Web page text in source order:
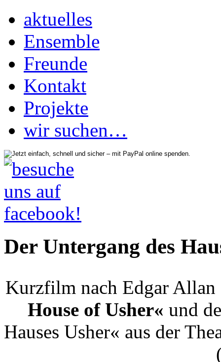
aktuelles
Ensemble
Freunde
Kontakt
Projekte
wir suchen…
Der Untergang des
Kurzfilm nach Edgar
House of Usher« und
Hauses Usher« aus der